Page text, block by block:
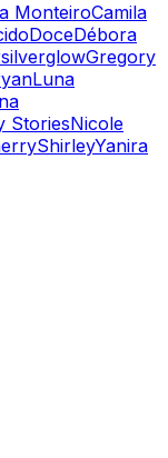
MonteiroCamila
DoceDébora
Gregory
Luna
StoriesNicole
ShirleyYanira